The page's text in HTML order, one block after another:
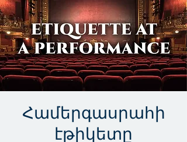
Համերգասրահի
էթիկետը